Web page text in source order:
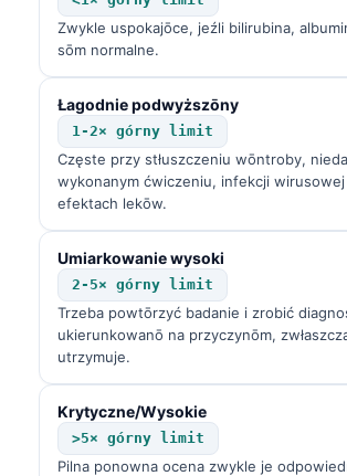
Zwykle uspokajōce, jeźli bilirubina,
sōm normalne.
Łagodnie podwyższōny
1-2× górny limit
Częste przy stłuszczeniu wōntroby,
wykonanym ćwiczeniu, infekcji wirusowej
efektach lekōw.
Umiarkowanie wysoki
2-5× górny limit
Trzeba powtōrzyć badanie i zrobić
ukierunkowanō na przyczynōm,
utrzymuje.
Krytyczne/Wysokie
>5× górny limit
Pilna ponowna ocena zwykle je